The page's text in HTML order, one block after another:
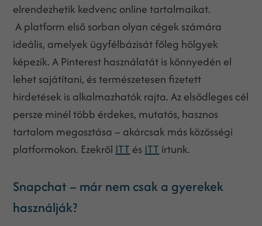
elrendezhetik kedvenc online tartalmaikat.
A platform első sorban olyan cégek számára
ideális, amelyek ügyfélbázisát főleg hölgyek
képezik. A Pinterest használatát is könnyedén el
lehet sajátítani, és természetesen fizetett
hirdetések is alkalmazhatók rajta. Az elsődleges cél
persze minél több érdekes, mutatós, hasznos
tartalom megosztása – akárcsak más közösségi
platformokon. Ezekről ITT és ITT írtunk.
Snapchat – már nem csak a gyerekek
használják?